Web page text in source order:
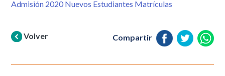
Admisión 2020 Nuevos Estudiantes Matrículas
Volver Compartir